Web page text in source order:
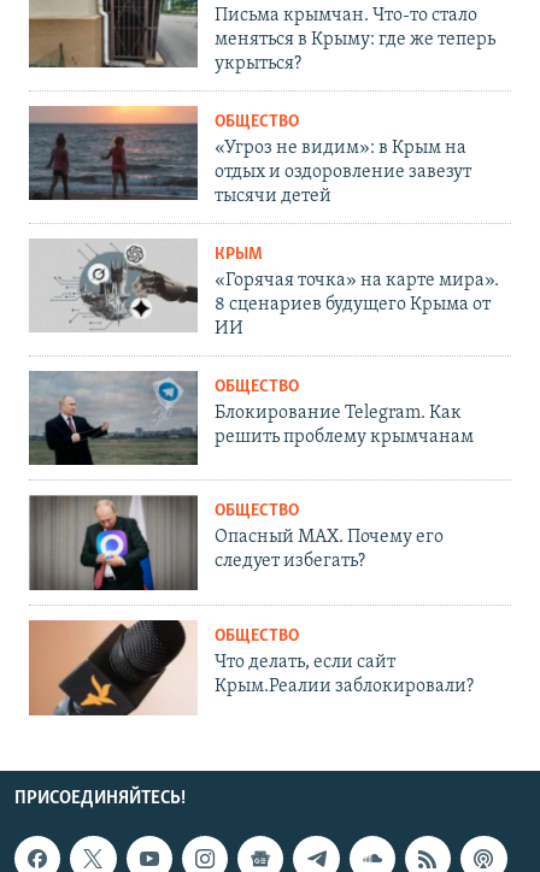
Письма крымчан. Что-то стало
меняться в Крыму: где же теперь
укрыться?
ОБЩЕСТВО
«Угроз не видим»: в Крым на
отдых и оздоровление завезут
тысячи детей
КРЫМ
«Горячая точка» на карте мира».
8 сценариев будущего Крыма от
ИИ
ОБЩЕСТВО
Блокирование Telegram. Как
решить проблему крымчанам
ОБЩЕСТВО
Опасный MAX. Почему его
следует избегать?
ОБЩЕСТВО
Что делать, если сайт
Крым.Реалии заблокировали?
ПРИСОЕДИНЯЙТЕСЬ!